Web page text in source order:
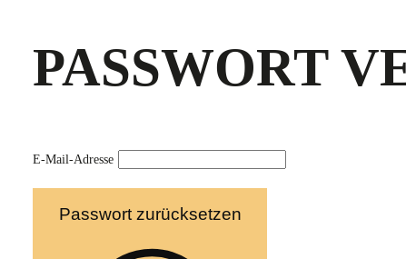
PASSWORT
E-Mail-Adresse
Passwort zurücksetzen